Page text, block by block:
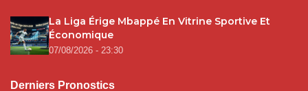
La Liga Érige Mbappé En Vitrine Sportive Et
Économique
07/08/2026 - 23:30
Derniers Pronostics